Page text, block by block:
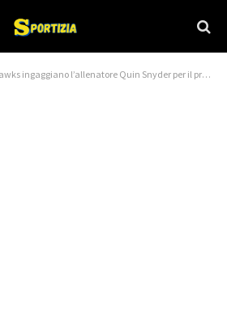
l’allenatore Quin Snyder per il prolungamento del contratto – Blog NBA – Blog NBA Basketball